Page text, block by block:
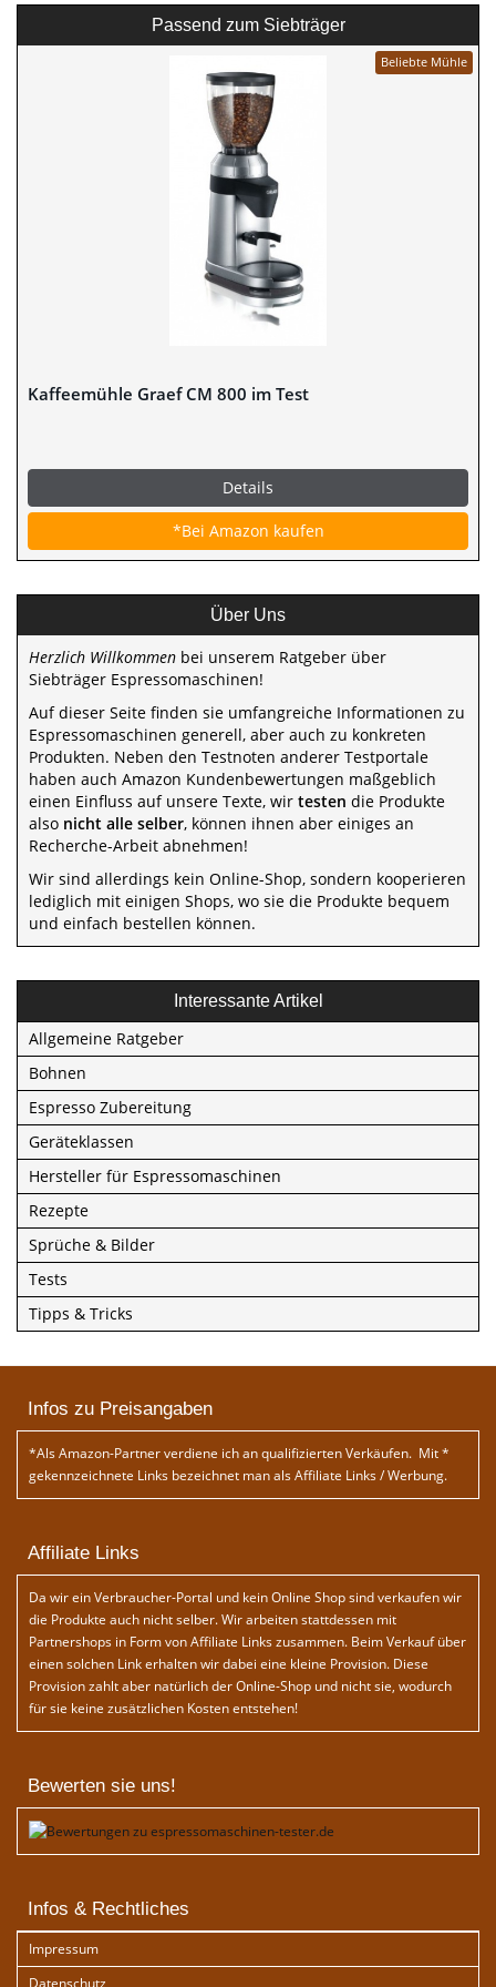
Passend zum Siebträger
Beliebte Mühle
Kaffeemühle Graef CM 800 im Test
Details
*Bei Amazon kaufen
Über Uns
Herzlich Willkommen bei unserem Ratgeber über
Siebträger Espressomaschinen!
Auf dieser Seite finden sie umfangreiche Informationen zu
Espressomaschinen generell, aber auch zu konkreten
Produkten. Neben den Testnoten anderer Testportale
haben auch Amazon Kundenbewertungen maßgeblich
einen Einfluss auf unsere Texte, wir testen die Produkte
also nicht alle selber, können ihnen aber einiges an
Recherche-Arbeit abnehmen!
Wir sind allerdings kein Online-Shop, sondern kooperieren
lediglich mit einigen Shops, wo sie die Produkte bequem
und einfach bestellen können.
Interessante Artikel
Allgemeine Ratgeber
Bohnen
Espresso Zubereitung
Geräteklassen
Hersteller für Espressomaschinen
Rezepte
Sprüche & Bilder
Tests
Tipps & Tricks
Infos zu Preisangaben
*Als Amazon-Partner verdiene ich an qualifizierten Verkäufen. Mit *
gekennzeichnete Links bezeichnet man als Affiliate Links / Werbung.
Affiliate Links
Da wir ein Verbraucher-Portal und kein Online Shop sind verkaufen wir
die Produkte auch nicht selber. Wir arbeiten stattdessen mit
Partnershops in Form von Affiliate Links zusammen. Beim Verkauf über
einen solchen Link erhalten wir dabei eine kleine Provision. Diese
Provision zahlt aber natürlich der Online-Shop und nicht sie, wodurch
für sie keine zusätzlichen Kosten entstehen!
Bewerten sie uns!
Infos & Rechtliches
Impressum
Datenschutz